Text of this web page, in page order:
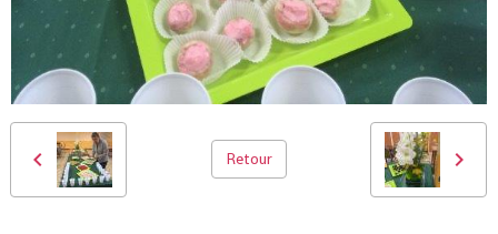
Retour